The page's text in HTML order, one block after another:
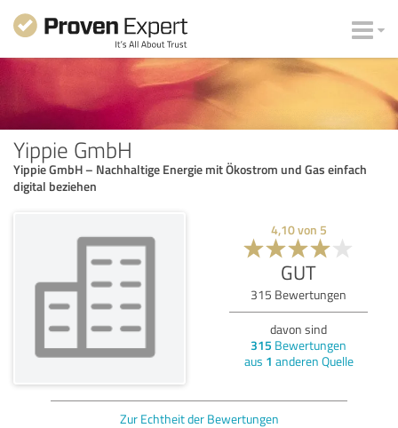
Yippie GmbH
Yippie GmbH – Nachhaltige Energie mit Ökostrom und Gas einfach
digital beziehen
4,10von 5
GUT
315 Bewertungen
davon sind
315 Bewertungen
aus 1 anderen Quelle
Zur Echtheit der Bewertungen